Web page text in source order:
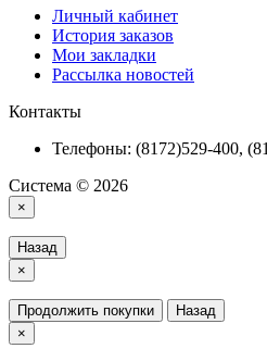
Личный кабинет
История заказов
Мои закладки
Рассылка новостей
Контакты
Телефоны: (8172)529-400,
Система © 2026
×
Назад
×
Продолжить покупки
Назад
×